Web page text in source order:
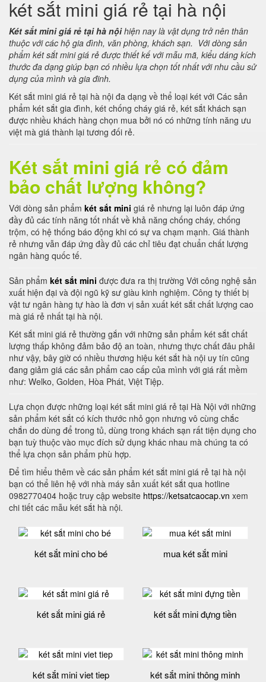
két sắt mini giá rẻ tại hà nội
Két sắt mini giá rẻ tại hà nộihiện nay là vật dụng trở nên thân
thuộc với các hộ gia đình, văn phòng, khách sạn. Với dòng sản
phẩm két sắt mini giá rẻ được thiết kế với mẫu mã, kiểu dáng kích
thước đa dạng giúp bạn có nhiều lựa chọn tốt nhất với nhu cầu sử
dụng của mình và gia đinh.
Két sắt mini giá rẻ tại hà nội đa dạng về thể loại két với Các sản
phẩm két sắt gia đình, két chống cháy giá rẻ, két sắt khách sạn
được nhiều khách hàng chọn mua bởi nó có những tính năng ưu
việt mà giá thành lại tương đối rẻ.
Két sắt mini giá rẻ có đảm
bảo chất lượng không?
Với dòng sản phẩm két sắt mini giá rẻ nhưng lại luôn đáp ứng
đầy đủ các tính năng tốt nhất về khả năng chống cháy, chống
trộm, có hệ thống báo động khi có sự va chạm mạnh. Giá thành
rẻ nhưng vẫn đáp ứng đầy đủ các chỉ tiêu đạt chuẩn chất lượng
ngân hàng quốc tế.
Sản phẩm két sắt mini được đưa ra thị trường Với công nghệ sản
xuất hiện đại và đội ngũ kỹ sư giàu kinh nghiệm. Công ty thiết bị
vật tư ngân hàng tự hào là đơn vị sản xuất két sắt chất lượng cao
mà giá rẻ nhất tại hà nội.
Két sắt mini giá rẻ thường gắn với những sản phẩm két sắt chất
lượng thấp không đảm bảo độ an toàn, nhưng thực chất đâu phải
như vậy, bây giờ có nhiều thương hiệu két sắt hà nội uy tín cũng
đang giảm giá các sản phẩm cao cấp của mình với giá rất mềm
như: Welko, Golden, Hòa Phát, Việt Tiệp.
Lựa chọn được những loại két sắt mini giá rẻ tại Hà Nội với những
sản phẩm két sắt có kích thước nhỏ gọn nhưng vô cùng chắc
chắn do dùng để trong tủ, dùng trong khách sạn rất tiện dụng cho
bạn tuỳ thuộc vào mục đích sử dụng khác nhau mà chúng ta có
thể lựa chọn sản phẩm phù hợp.
Để tìm hiểu thêm về các sản phẩm két sắt mini giá rẻ tại hà nội
bạn có thể liên hệ với nhà máy sản xuất két sắt qua hotline
0982770404 hoặc truy cập website https://ketsatcaocap.vn xem
chi tiết các mẫu két sắt hà nội.
két sắt mini cho bé mua két sắt mini
két sắt mini giá rẻ két sắt mini đựng tiền
két sắt mini viet tiep két sắt mini thông minh